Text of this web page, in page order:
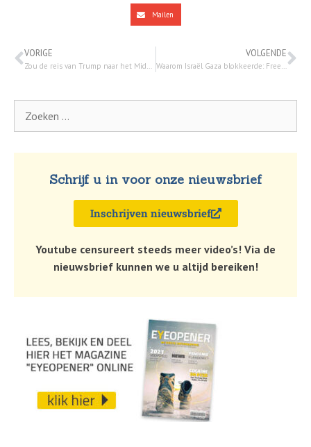
Mailen
VORIGE VOLGENDE
Schrijf u in voor onze nieuwsbrief
Inschrijven nieuwsbrief
Youtube censureert steeds meer video’s! Via de
nieuwsbrief kunnen we u altijd bereiken!